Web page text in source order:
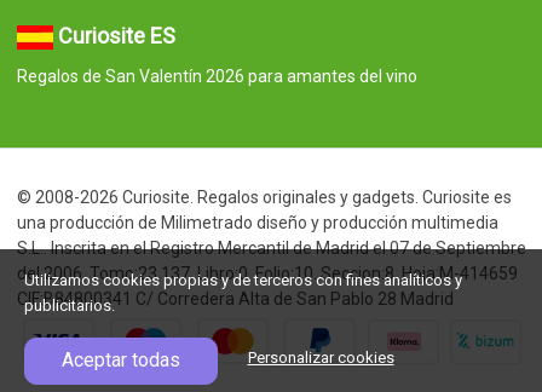
Curiosite ES
Regalos de San Valentín 2026 para amantes del vino
© 2008-2026 Curiosite. Regalos originales y gadgets. Curiosite es
una producción de Milimetrado diseño y producción multimedia
S.L.. Inscrita en el Registro Mercantil de Madrid el 07 de Septiembre
del 2006. Tomo:23.137. Libro:0. Folio:10. Seccion:8. Hoja:M-414659
CIF:B84800341 C/ Corredera Alta de San Pablo 28 Madrid
Utilizamos cookies propias y de terceros con fines analíticos y
publicitarios.
Aceptar todas Personalizar cookies